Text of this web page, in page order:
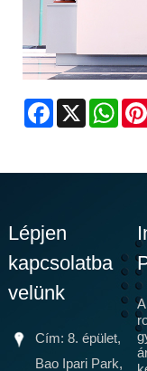
Facebook
X
Lépjen
kapcsolatba
velünk
Cím: 8. épület,
Bao Ipari Park,